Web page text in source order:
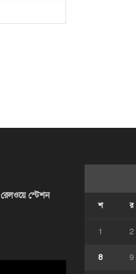
রেলওয়ে স্টেশন
শ র
1 2
8 9